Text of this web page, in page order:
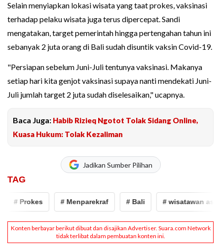
Selain menyiapkan lokasi wisata yang taat prokes, vaksinasi
terhadap pelaku wisata juga terus dipercepat. Sandi
mengatakan, target pemerintah hingga pertengahan tahun ini
sebanyak 2 juta orang di Bali sudah disuntik vaksin Covid-19.
"Persiapan sebelum Juni-Juli tentunya vaksinasi. Makanya
setiap hari kita genjot vaksinasi supaya nanti mendekati Juni-
Juli jumlah target 2 juta sudah diselesaikan," ucapnya.
Baca Juga: Habib Rizieq Ngotot Tolak Sidang Online,
Kuasa Hukum: Tolak Kezaliman
Jadikan Sumber Pilihan
TAG
# Prokes # Menparekraf # Bali # wisatawan asing